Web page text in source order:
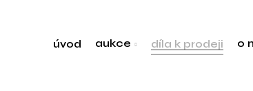
úvod aukce díla k prodeji o